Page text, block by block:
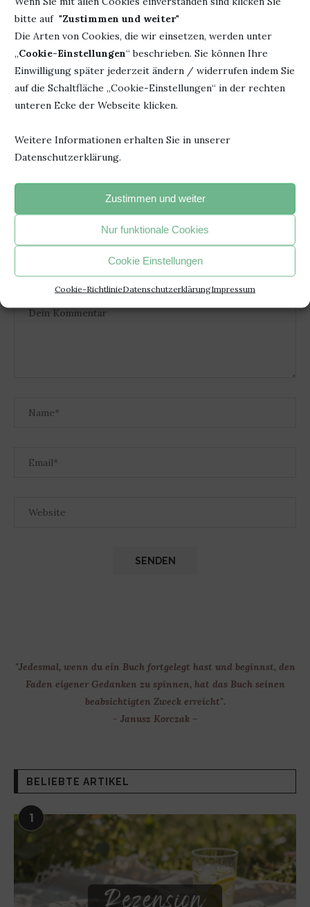
bitte auf "Zustimmen und weiter"
Die Arten von Cookies, die wir einsetzen, werden unter
„Cookie-Einstellungen“ beschrieben. Sie können Ihre
Einwilligung später jederzeit ändern / widerrufen indem Sie
auf die Schaltfläche „Cookie-Einstellungen“ in der rechten
unteren Ecke der Webseite klicken.
Weitere Informationen erhalten Sie in unserer
Datenschutzerklärung.
Zustimmen und weiter
Nur funktionale Cookies
Cookie Einstellungen
Cookie-RichtlinieDatenschutzerklärungImpressum
15. Mai 2022
HINTERLASSE EINEN KOMMENTAR
"Jedesmal, wenn du ein Buch fortgelegt hast und beginnst, den
Faden eigener Gedanken zu spinnen, hat das Buch seinen
beabsichtigten Zweck erreicht".
- Janusz Korczak –
BELIEBTE ARTIKEL
1